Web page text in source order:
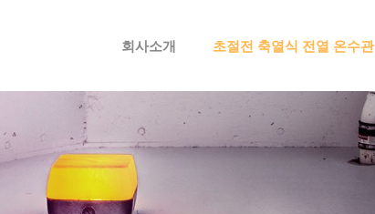
회사소개 초절전 축열식 전열 온수관